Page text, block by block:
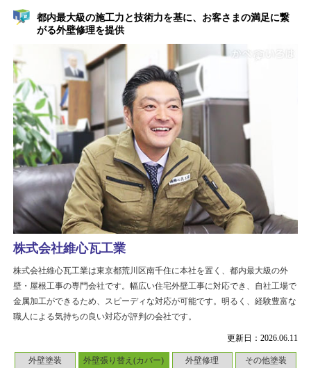
都内最大級の施工力と技術力を基に、お客さまの満足に繋
がる外壁修理を提供
更新日：2026.06.11
外壁塗装 外壁張り替え(カバー) 外壁修理 その他塗装
株式会社維心瓦工業
株式会社維心瓦工業は東京都荒川区南千住に本社を置く、都内最大級の外
壁・屋根工事の専門会社です。幅広い住宅外壁工事に対応でき、自社工場で
金属加工ができるため、スピーディな対応が可能です。明るく、経験豊富な
職人による気持ちの良い対応が評判の会社です。